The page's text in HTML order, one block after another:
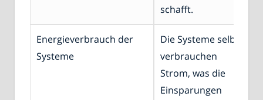
schafft.
Energieverbrauch der
Systeme
Die Systeme selbst
verbrauchen
Strom, was die
Einsparungen